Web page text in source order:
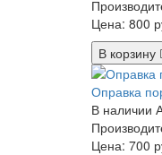
Цена: 800
В корзину
Оправка
В наличии
Цена: 700